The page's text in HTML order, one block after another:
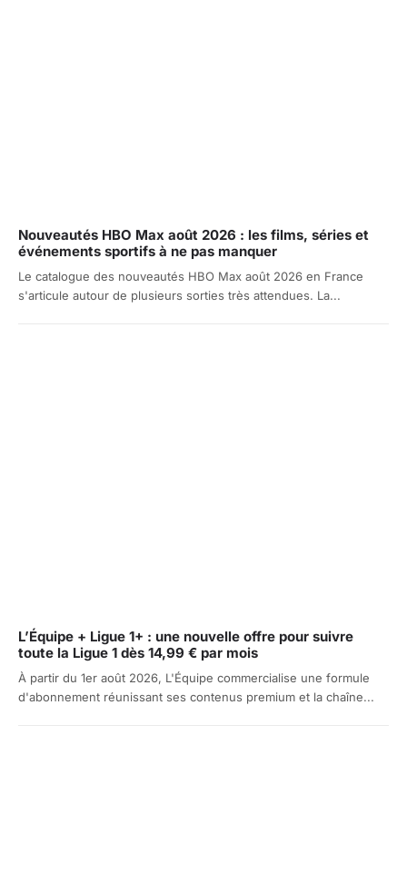
Nouveautés HBO Max août 2026 : les films, séries et
événements sportifs à ne pas manquer
Le catalogue des nouveautés HBO Max août 2026 en France
s'articule autour de plusieurs sorties très attendues. La...
L’Équipe + Ligue 1+ : une nouvelle offre pour suivre
toute la Ligue 1 dès 14,99 € par mois
À partir du 1er août 2026, L'Équipe commercialise une formule
d'abonnement réunissant ses contenus premium et la chaîne...